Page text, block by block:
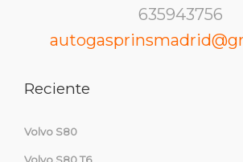
635943756
Reciente
Volvo S80
Volvo S80 T6